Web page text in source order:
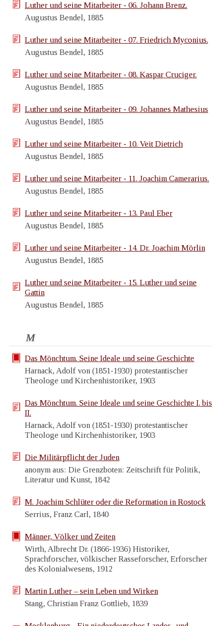
Luther und seine Mitarbeiter - 06. Johann Brenz.
Augustus Bendel, 1885
Luther und seine Mitarbeiter - 07. Friedrich Myconius.
Augustus Bendel, 1885
Luther und seine Mitarbeiter - 08. Kaspar Cruciger.
Augustus Bendel, 1885
Luther und seine Mitarbeiter - 09. Johannes Mathesius
Augustus Bendel, 1885
Luther und seine Mitarbeiter - 10. Veit Dietrich
Augustus Bendel, 1885
Luther und seine Mitarbeiter - 11. Joachim Camerarius.
Augustus Bendel, 1885
Luther und seine Mitarbeiter - 13. Paul Eber
Augustus Bendel, 1885
Luther und seine Mitarbeiter - 14. Dr. Joachim Mörlin
Augustus Bendel, 1885
Luther und seine Mitarbeiter - 15. Luther und seine
Gattin
Augustus Bendel, 1885
M
Das Mönchtum. Seine Ideale und seine Geschichte
Harnack, Adolf von (1851-1930) protestantischer
Theologe und Kirchenhistoriker, 1903
Das Mönchtum. Seine Ideale und seine Geschichte I. bis
II.
Harnack, Adolf von (1851-1930) protestantischer
Theologe und Kirchenhistoriker, 1903
Die Militärpflicht der Juden
anonym aus: Die Grenzboten: Zeitschrift für Politik,
Literatur und Kunst, 1842
M. Joachim Schlüter oder die Reformation in Rostock
Serrius, Franz Carl, 1840
Männer, Völker und Zeiten
Wirth, Albrecht Dr. (1866-1936) Historiker,
Sprachforscher, völkischer Rasseforscher, Erforscher
des Kolonialwesens, 1912
Martin Luther – sein Leben und Wirken
Stang, Christian Franz Gottlieb, 1839